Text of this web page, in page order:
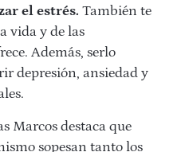
el estrés. También te
vida y de las
Además, serlo
depresión, ansiedad y
Marcos destaca que
sopesan tanto los